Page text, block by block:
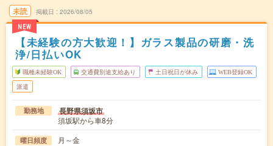
未読
NEW
掲載日 2026/08/05
【未経験の方大歓迎！】ガラス製品の研磨・洗
浄/日払いOK
職種未経験OK 交通費別途支給あり 土日祝日が休み WEB登録OK
派遣
勤務地 長野県須坂市
須坂駅から車8分
曜日頻度 月～金